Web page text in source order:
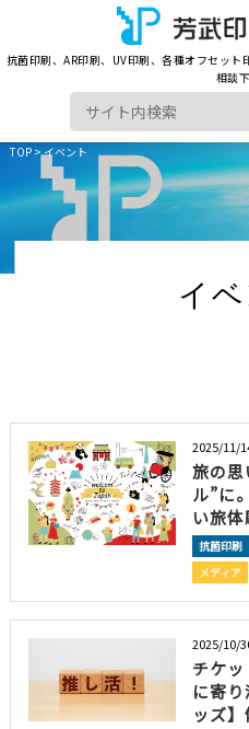
抗菌印刷、AR印刷、UV印刷、各種オフセッ
相談
TOP> イベント
イベ
2025/11/
旅の思
ル”に
い旅体
抗菌印刷
メディア
2025/10/
チケ
に寄
ッズ】